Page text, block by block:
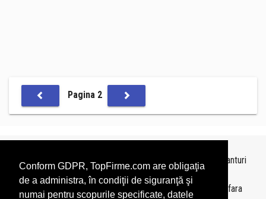
Conform GDPR, TopFirme.com are obligaţia
de a administra, în condiţii de siguranţă şi
numai pentru scopurile specificate, datele
Pagina 2
Topurile sunt realizate deTopFirme
pe baza ultimelor bilanturi
depuse si au scop informativ.
Este interzisa folosirea topurilor fara acordul TopFirme si fara